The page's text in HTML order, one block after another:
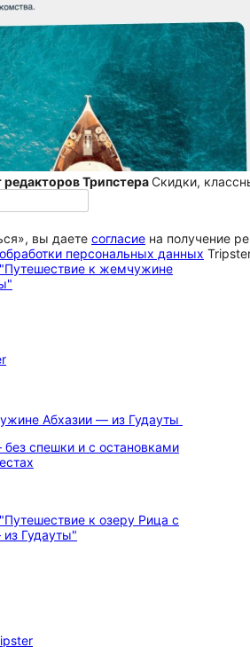
ТрипстераСкидки,
вы даете согласие на получение
персональных данных
Абхазии — из Гудауты
спешки и с остановками